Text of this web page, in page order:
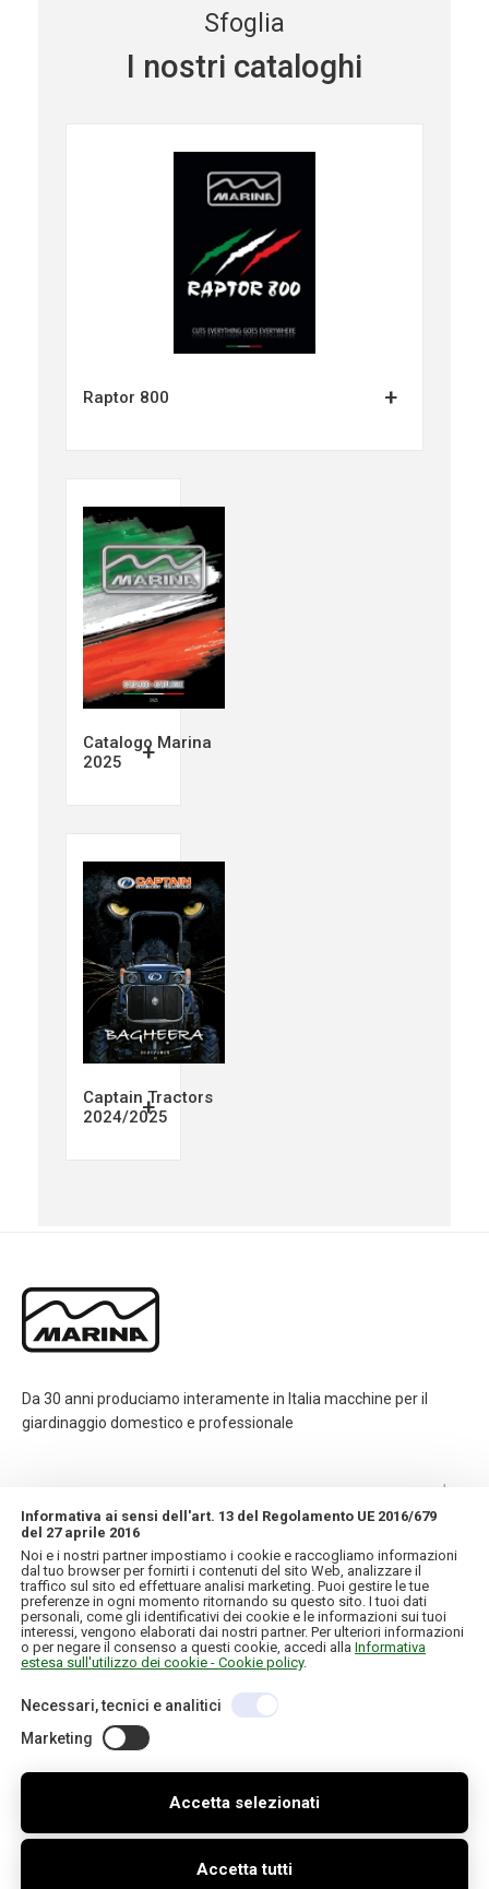
Sfoglia
I nostri cataloghi
Raptor 800 +
Catalogo Marina
2025
+
Captain Tractors
2024/2025
+
Da 30 anni produciamo interamente in Italia macchine per il
giardinaggio domestico e professionale
INFORMAZIONI
IL MIO ACCOUNT
Copyright © 2026 IT. Tutti i diritti riservati
Credits
Informativa ai sensi dell'art. 13 del Regolamento UE 2016/679
del 27 aprile 2016
Noi e i nostri partner impostiamo i cookie e raccogliamo informazioni
dal tuo browser per fornirti i contenuti del sito Web, analizzare il
traffico sul sito ed effettuare analisi marketing. Puoi gestire le tue
preferenze in ogni momento ritornando su questo sito. I tuoi dati
personali, come gli identificativi dei cookie e le informazioni sui tuoi
interessi, vengono elaborati dai nostri partner. Per ulteriori informazioni
o per negare il consenso a questi cookie, accedi alla Informativa
estesa sull'utilizzo dei cookie - Cookie policy.
Necessari, tecnici e analitici
Marketing
Accetta selezionati
Accetta tutti